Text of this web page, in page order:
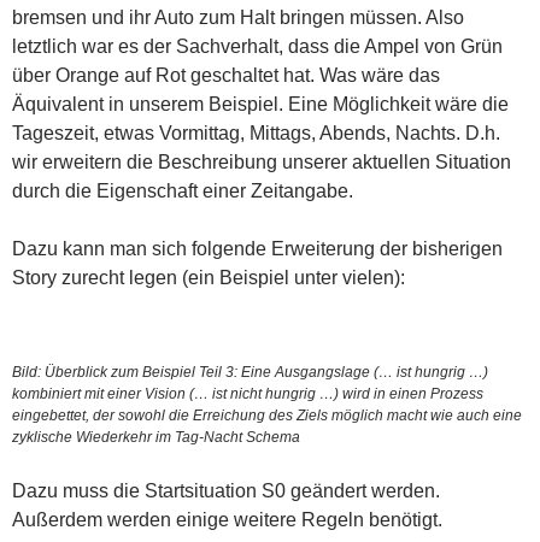
bremsen und ihr Auto zum Halt bringen müssen. Also
letztlich war es der Sachverhalt, dass die Ampel von Grün
über Orange auf Rot geschaltet hat. Was wäre das
Äquivalent in unserem Beispiel. Eine Möglichkeit wäre die
Tageszeit, etwas Vormittag, Mittags, Abends, Nachts. D.h.
wir erweitern die Beschreibung unserer aktuellen Situation
durch die Eigenschaft einer Zeitangabe.
Dazu kann man sich folgende Erweiterung der bisherigen
Story zurecht legen (ein Beispiel unter vielen):
Bild: Überblick zum Beispiel Teil 3: Eine Ausgangslage (… ist hungrig …)
kombiniert mit einer Vision (… ist nicht hungrig …) wird in einen Prozess
eingebettet, der sowohl die Erreichung des Ziels möglich macht wie auch eine
zyklische Wiederkehr im Tag-Nacht Schema
Dazu muss die Startsituation S0 geändert werden.
Außerdem werden einige weitere Regeln benötigt.